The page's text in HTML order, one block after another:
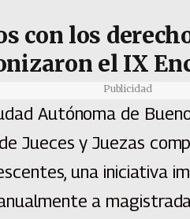
con los
el IX
Publicidad
Autónoma de
Jueces y Juezas
una iniciativa
a